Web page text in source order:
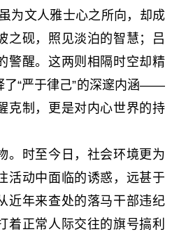
为文人雅士心之所向，却成
之砚，照见淡泊的智慧；吕
警醒。这两则相隔时空却精
了“严于律己”的深邃内涵——
克制，更是对内心世界的持
时至今日，社会环境更为
活动中面临的诱惑，远甚于
近年来查处的落马干部违纪
着正常人际交往的旗号搞利